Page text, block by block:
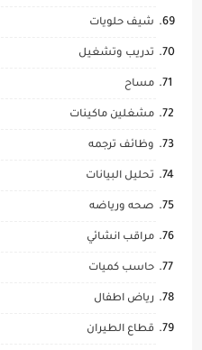
شيف حلويات
تدريب وتشغيل
مساح
مشغلين ماكينات
وظائف ترجمه
تحليل البيانات
صحه ورياضه
مراقب انشائي
حاسب كميات
رياض اطفال
قطاع الطيران